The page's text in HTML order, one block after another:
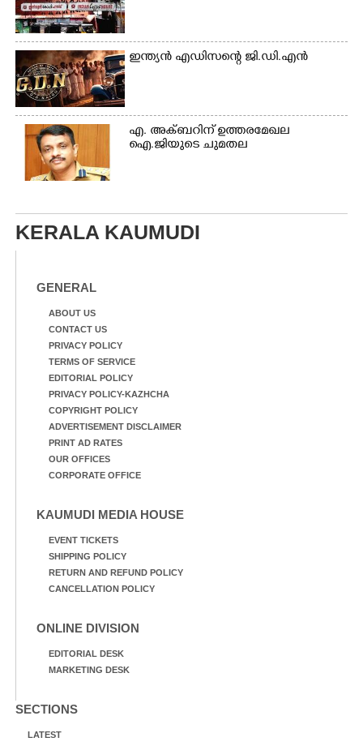
ഇന്ത്യൻ എഡിസന്റെ ജി.ഡി.എൻ
എ. അക്ബറിന് ഉത്തരമേഖല
ഐ.ജിയുടെ ചുമതല
KERALA KAUMUDI
GENERAL
ABOUT US
CONTACT US
PRIVACY POLICY
TERMS OF SERVICE
EDITORIAL POLICY
PRIVACY POLICY-KAZHCHA
COPYRIGHT POLICY
ADVERTISEMENT DISCLAIMER
PRINT AD RATES
OUR OFFICES
CORPORATE OFFICE
KAUMUDI MEDIA HOUSE
EVENT TICKETS
SHIPPING POLICY
RETURN AND REFUND POLICY
CANCELLATION POLICY
ONLINE DIVISION
EDITORIAL DESK
MARKETING DESK
SECTIONS
LATEST